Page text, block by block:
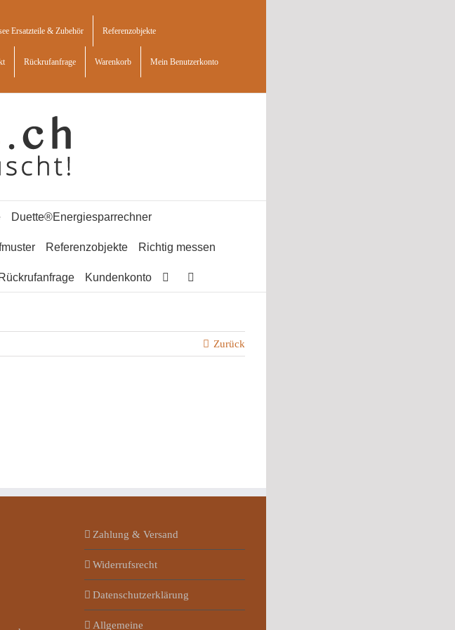
Ersatzteile & Zubehör Referenzobjekte
Rückrufanfrage Warenkorb Mein Benutzerkonto
Duette®Energiesparrechner
Referenzobjekte Richtig messen
Rückrufanfrage Kundenkonto
Zurück
Zahlung & Versand
Widerrufsrecht
Datenschutzerklärung
Allgemeine